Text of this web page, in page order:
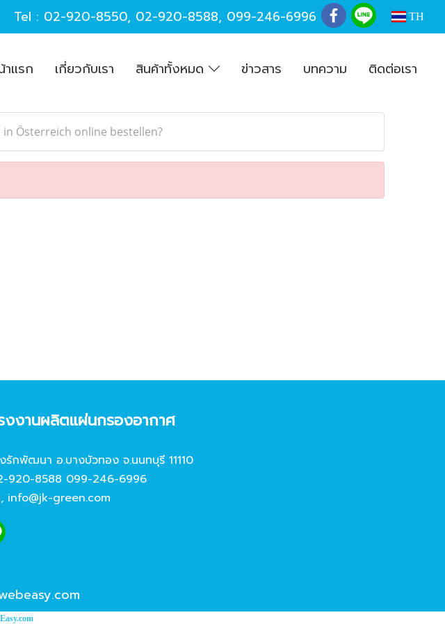
Tel : 02-920-8550, 02-920-8588, 099-246-6996 TH
าแรก เกี่ยวกับเรา สินค้าทั้งหมด ข่าวสาร บทความ ติดต่อเรา
in Österreich online bestellen?
งงานผลิตแผ่นกรองอากาศ
กพัฒนา อ.บางบัวทอง จ.นนทบุรี 11110
920-8588 099-246-6996
, info@jk-green.com